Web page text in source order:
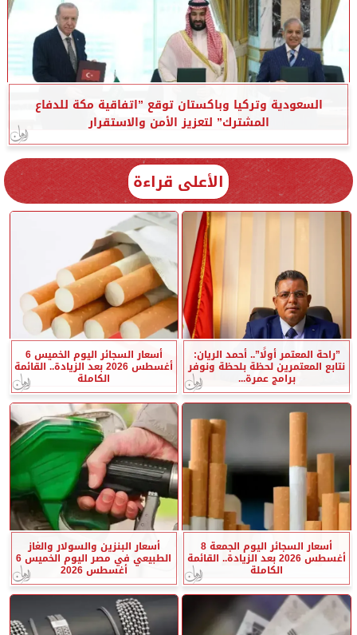
السعودية وتركيا وباكستان توقع ”اتفاقية مكة للدفاع
المشترك” لتعزيز الأمن والاستقرار
الأعلى قراءة
”راحة المعتمر أولًا”.. أحمد الريان:
نتابع المعتمرين لحظة بلحظة ونوفر
برامج عمرة...
أسعار السجائر اليوم الخميس 6
أغسطس 2026 بعد الزيادة.. القائمة
الكاملة
أسعار السجائر اليوم الجمعة 8
أغسطس 2026 بعد الزيادة.. القائمة
الكاملة
أسعار البنزين والسولار والغاز
الطبيعي في مصر اليوم الخميس 6
أغسطس 2026